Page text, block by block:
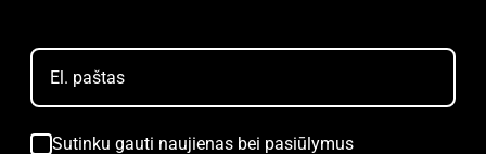
Sutinku gauti naujienas bei pasiūlymus